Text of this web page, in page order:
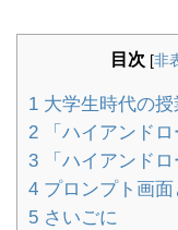
目次 [非
1 大学生時代の授
2 「ハイアンド
3 「ハイアンド
4 プロンプト画
5 さいごに